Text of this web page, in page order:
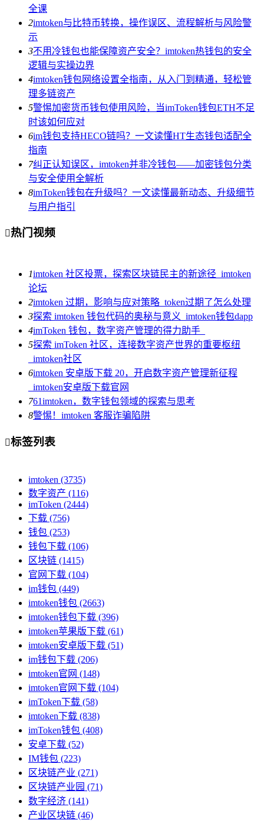
全课
2imtoken与比特币转换，操作误区、流程解析与风险警
示
3不用冷钱包也能保障资产安全？imtoken热钱包的安全
逻辑与实操边界
4imtoken钱包网络设置全指南，从入门到精通，轻松管
理多链资产
5警惕加密货币钱包使用风险，当imToken钱包ETH不足
时该如何应对
6im钱包支持HECO链吗？一文读懂HT生态钱包适配全
指南
7纠正认知误区，imtoken并非冷钱包——加密钱包分类
与安全使用全解析
8imToken钱包在升级吗？一文读懂最新动态、升级细节
与用户指引
热门视频
1imtoken 社区投票，探索区块链民主的新途径_imtoken
论坛
2imtoken 过期，影响与应对策略_token过期了怎么处理
3探索 imtoken 钱包代码的奥秘与意义_imtoken钱包dapp
4imToken 钱包，数字资产管理的得力助手_
5探索 imToken 社区，连接数字资产世界的重要枢纽
_imtoken社区
6imtoken 安卓版下载 20，开启数字资产管理新征程
_imtoken安卓版下载官网
761imtoken，数字钱包领域的探索与思考
8警惕！imtoken 客服诈骗陷阱
标签列表
imtoken (3735)
数字资产 (116)
imToken (2444)
下载 (756)
钱包 (253)
钱包下载 (106)
区块链 (1415)
官网下载 (104)
im钱包 (449)
imtoken钱包 (2663)
imtoken钱包下载 (396)
imtoken苹果版下载 (61)
imtoken安卓版下载 (51)
im钱包下载 (206)
imtoken官网 (148)
imtoken官网下载 (104)
imToken下载 (58)
imtoken下载 (838)
imToken钱包 (408)
安卓下载 (52)
IM钱包 (223)
区块链产业 (271)
区块链产业园 (71)
数字经济 (141)
产业区块链 (46)